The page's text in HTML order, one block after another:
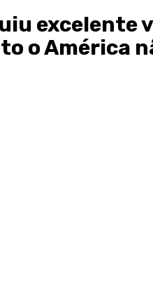
excelente
o América